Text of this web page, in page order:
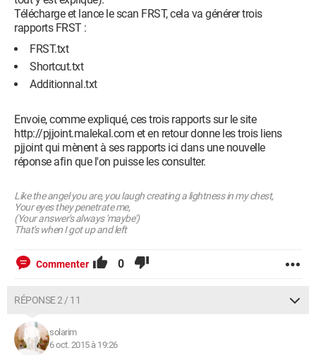
Télécharge et lance le scan FRST, cela va générer trois
rapports FRST :
FRST.txt
Shortcut.txt
Additionnal.txt
Envoie, comme expliqué, ces trois rapports sur le site
http://pjjoint.malekal.com et en retour donne les trois liens
pjjoint qui mènent à ses rapports ici dans une nouvelle
réponse afin que l'on puisse les consulter.
Like the angel you are, you laugh creating a lightness in my chest,
Your eyes they penetrate me,
(Your answer's always 'maybe')
That's when I got up and left
Commenter 0
RÉPONSE 2 / 11
solarim
6 oct. 2015 à 19:26